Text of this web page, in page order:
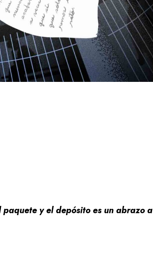
y el depósito es un abrazo a